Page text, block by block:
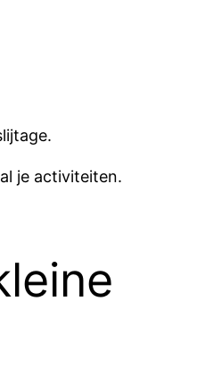
je activiteiten.